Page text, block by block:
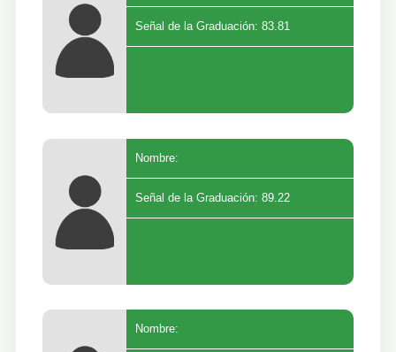
Señal de la Graduación: 83.81
Nombre:
Señal de la Graduación: 89.22
Nombre: